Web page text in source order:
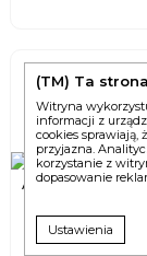
(TM) Ta
Witryna
informacji z
cookies sprawiają,
przyjazna.
korzystanie z
dopasowanie
Ustawienia